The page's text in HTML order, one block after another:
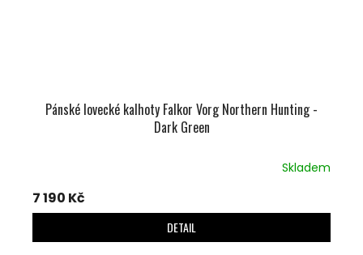
Pánské lovecké kalhoty Falkor Vorg Northern Hunting -
Dark Green
Skladem
7 190 Kč
DETAIL